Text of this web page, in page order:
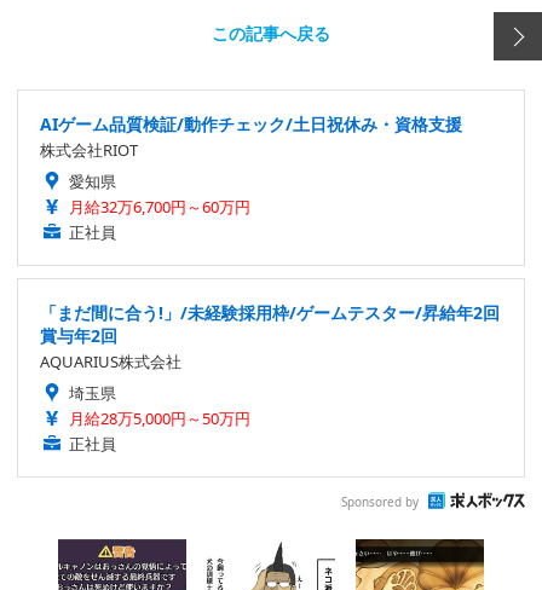
この記事へ戻る
AIゲーム品質検証/動作チェック/土日祝休み・資格支援
株式会社RIOT
愛知県
月給32万6,700円～60万円
正社員
「まだ間に合う!」/未経験採用枠/ゲームテスター/昇給年2回
賞与年2回
AQUARIUS株式会社
埼玉県
月給28万5,000円～50万円
正社員
Sponsored by